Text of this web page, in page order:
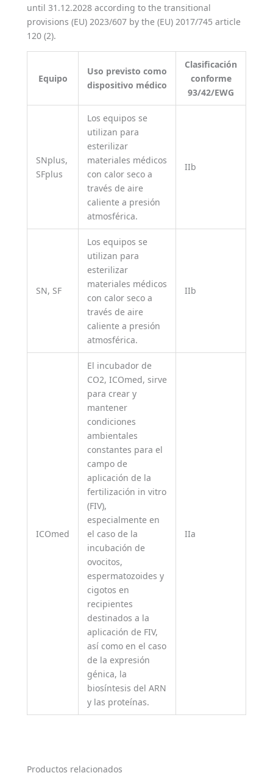
until 31.12.2028 according to the transitional
provisions (EU) 2023/607 by the (EU) 2017/745 article
120 (2).
Equipo
Uso previsto como
dispositivo médico
Clasificación
conforme
93/42/EWG
SNplus,
SFplus
Los equipos se
utilizan para
esterilizar
materiales médicos
con calor seco a
través de aire
caliente a presión
atmosférica.
IIb
SN, SF
Los equipos se
utilizan para
esterilizar
materiales médicos
con calor seco a
través de aire
caliente a presión
atmosférica.
IIb
ICOmed
El incubador de
CO2, ICOmed, sirve
para crear y
mantener
condiciones
ambientales
constantes para el
campo de
aplicación de la
fertilización in vitro
(FIV),
especialmente en
el caso de la
incubación de
ovocitos,
espermatozoides y
cigotos en
recipientes
destinados a la
aplicación de FIV,
así como en el caso
de la expresión
génica, la
biosíntesis del ARN
y las proteínas.
IIa
Productos relacionados